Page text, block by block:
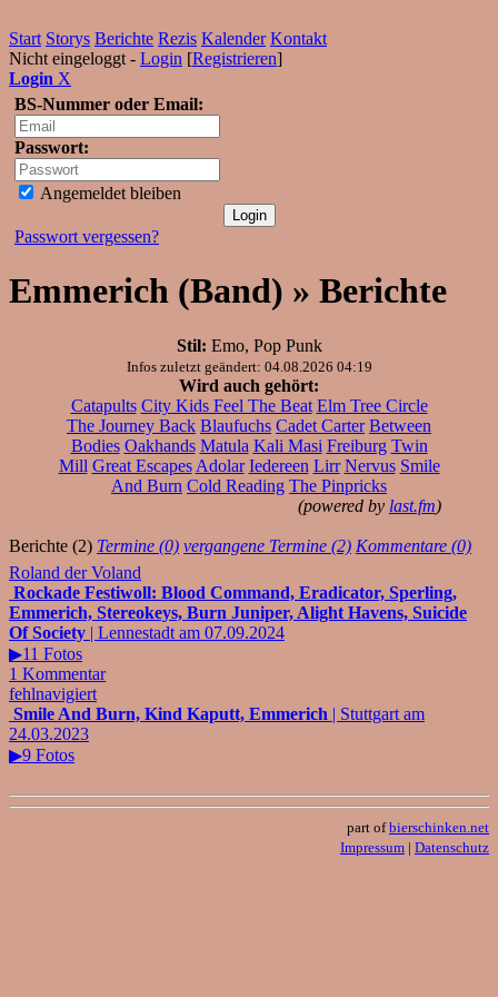
Start Storys Berichte Rezis Kalender Kontakt
Nicht eingeloggt - Login [Registrieren]
Login X
BS-Nummer oder Email:
Passwort:
Angemeldet bleiben
Passwort vergessen?
Emmerich (Band) » Berichte
Stil: Emo, Pop Punk
Infos zuletzt geändert: 04.08.2026 04:19
Wird auch gehört:
Catapults City Kids Feel The Beat Elm Tree Circle
The Journey Back Blaufuchs Cadet Carter Between
Bodies Oakhands Matula Kali Masi Freiburg Twin
Mill Great Escapes Adolar Iedereen Lirr Nervus Smile
And Burn Cold Reading The Pinpricks
(powered by last.fm)
Berichte (2) Termine (0) vergangene Termine (2) Kommentare (0)
Roland der Voland
Rockade Festiwoll: Blood Command, Eradicator, Sperling,
Emmerich, Stereokeys, Burn Juniper, Alight Havens, Suicide
Of Society | Lennestadt am 07.09.2024
▶11 Fotos
1 Kommentar
fehlnavigiert
Smile And Burn, Kind Kaputt, Emmerich | Stuttgart am
24.03.2023
▶9 Fotos
part ofbierschinken.net
Impressum | Datenschutz